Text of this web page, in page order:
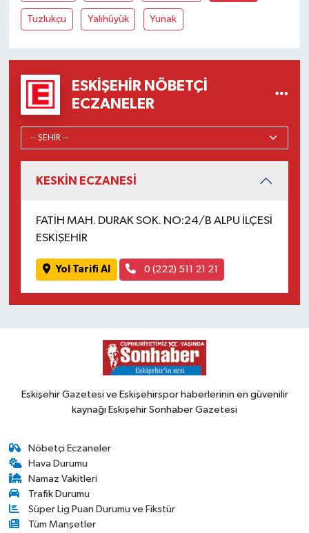
Tuzlukçu Yalıhüyük Yunak
ESKIŞEHIR NÖBETÇI
ECZANELER
KESKİN ECZANESİ
FATİH MAH. DURAK SOK. NO:24/B ALPU İLÇESİ
ESKİŞEHİR
Yol Tarifi Al 0 (222) 511 21 21
Eskişehir Gazetesi ve Eskişehirspor haberlerinin en güvenilir
kaynağı Eskişehir Sonhaber Gazetesi
Nöbetçi Eczaneler
Hava Durumu
Namaz Vakitleri
Trafik Durumu
Süper Lig Puan Durumu ve Fikstür
Tüm Manşetler